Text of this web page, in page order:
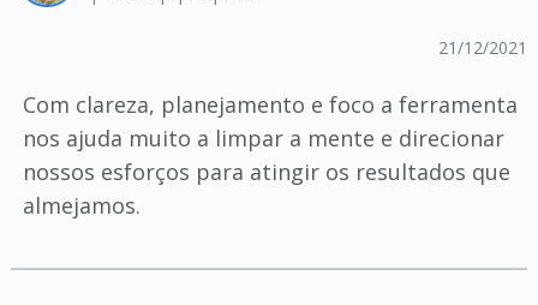
21/12/2021
Com clareza, planejamento e foco a ferramenta
nos ajuda muito a limpar a mente e direcionar
nossos esforços para atingir os resultados que
almejamos.